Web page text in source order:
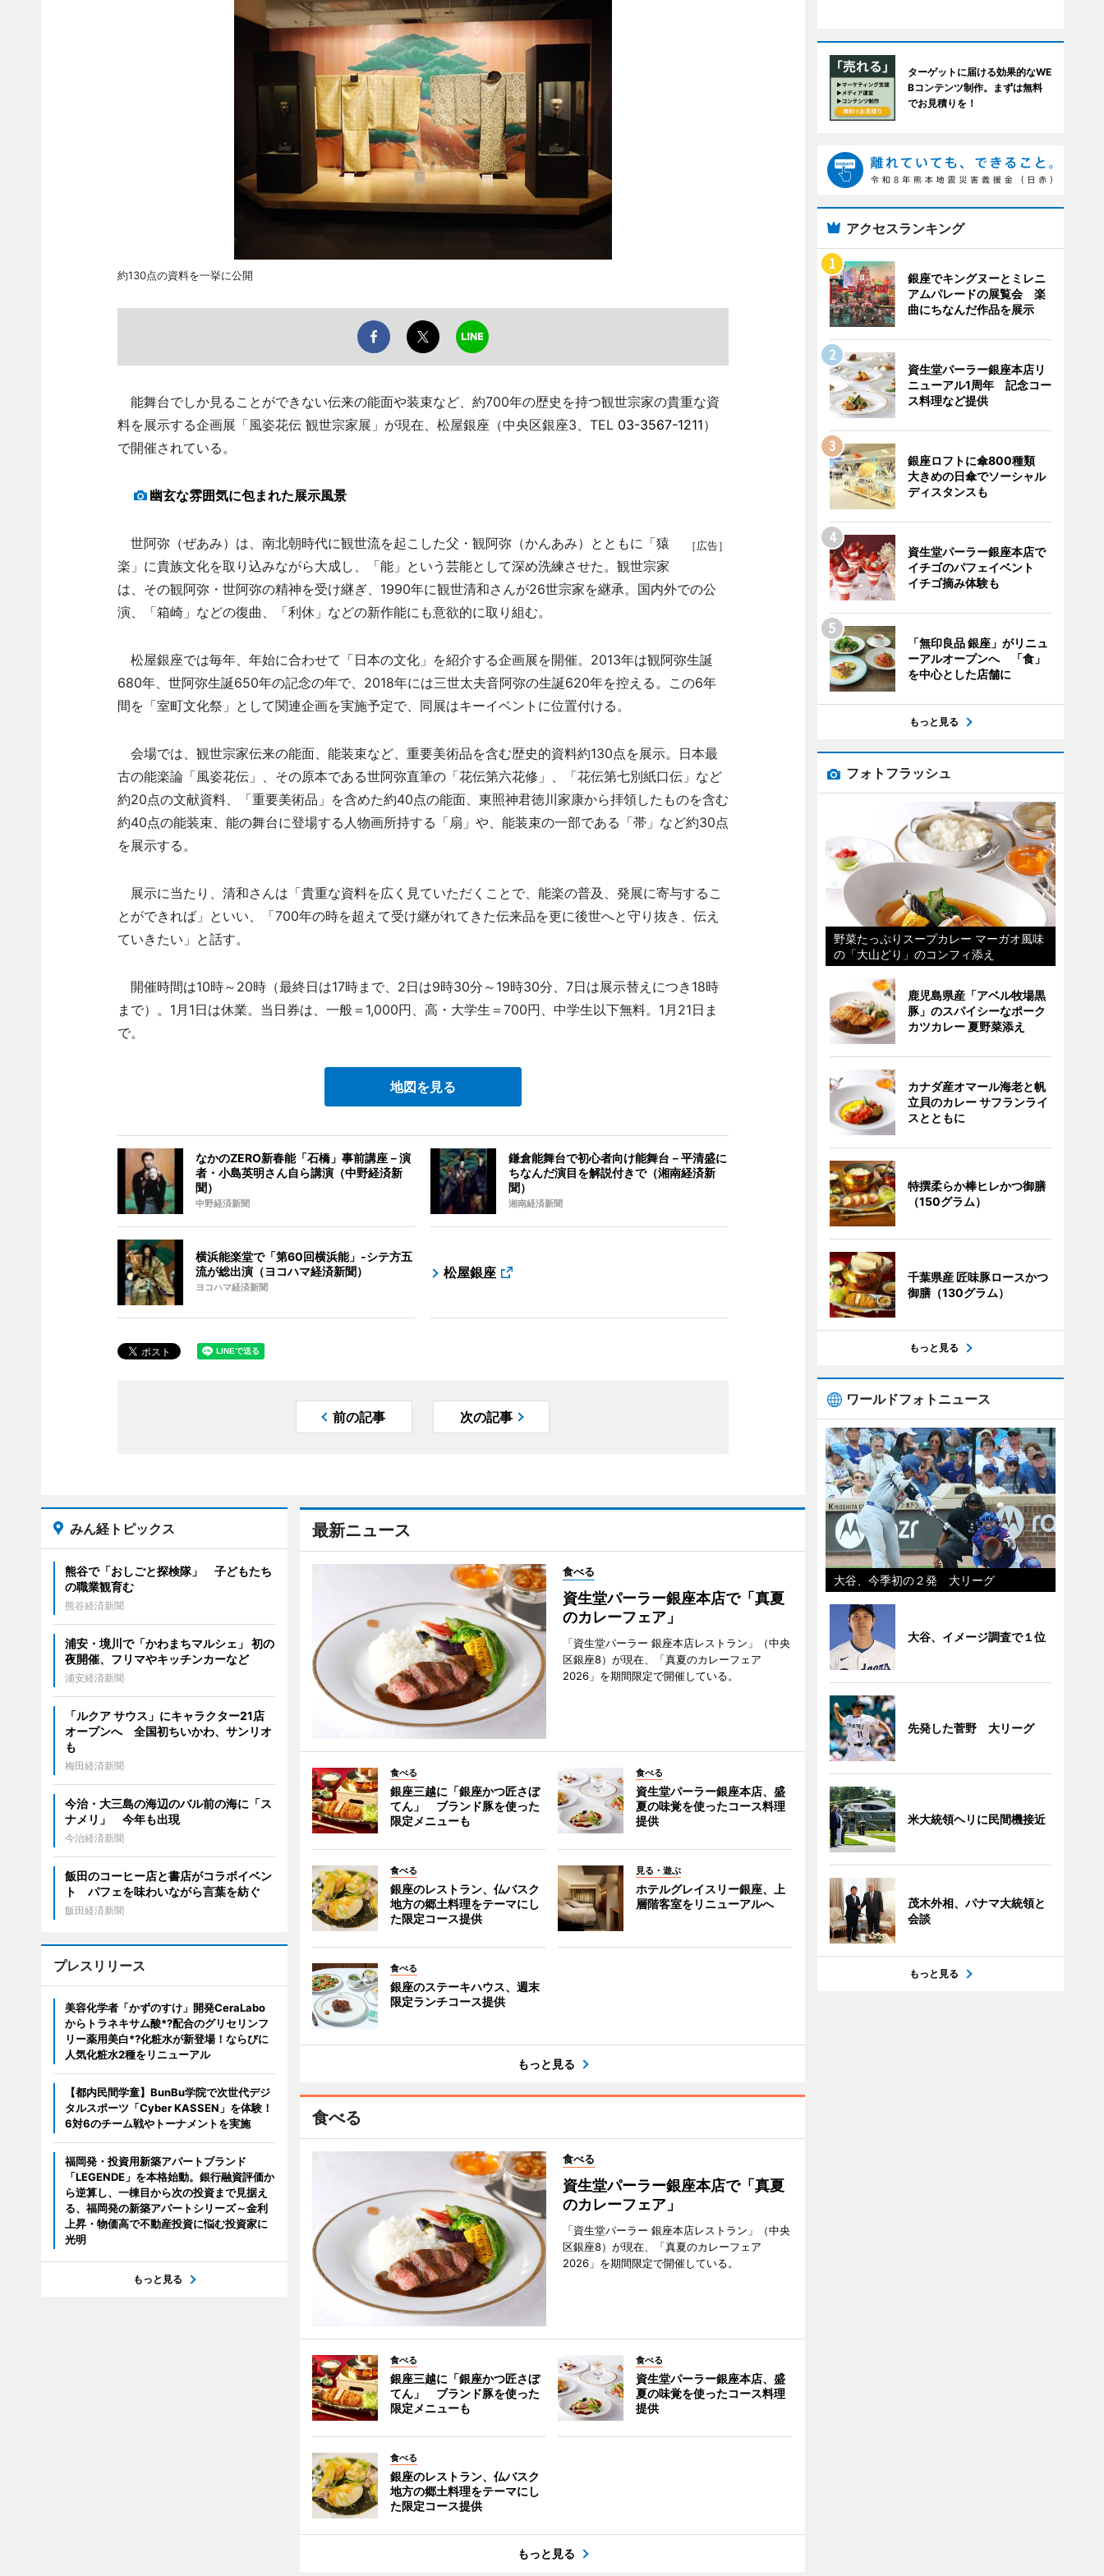
約130点の資料を一挙に公開
能舞台でしか見ることができない伝来の能面や装束など、約700年の歴史を持つ観世宗家の貴重な資
料を展示する企画展「風姿花伝 観世宗家展」が現在、松屋銀座（中央区銀座3、TEL 03-3567-1211）
で開催されている。
幽玄な雰囲気に包まれた展示風景
［広告］
世阿弥（ぜあみ）は、南北朝時代に観世流を起こした父・観阿弥（かんあみ）とともに「猿
楽」に貴族文化を取り込みながら大成し、「能」という芸能として深め洗練させた。観世宗家
は、その観阿弥・世阿弥の精神を受け継ぎ、1990年に観世清和さんが26世宗家を継承。国内外での公
演、「箱崎」などの復曲、「利休」などの新作能にも意欲的に取り組む。
松屋銀座では毎年、年始に合わせて「日本の文化」を紹介する企画展を開催。2013年は観阿弥生誕
680年、世阿弥生誕650年の記念の年で、2018年には三世太夫音阿弥の生誕620年を控える。この6年
間を「室町文化祭」として関連企画を実施予定で、同展はキーイベントに位置付ける。
会場では、観世宗家伝来の能面、能装束など、重要美術品を含む歴史的資料約130点を展示。日本最
古の能楽論「風姿花伝」、その原本である世阿弥直筆の「花伝第六花修」、「花伝第七別紙口伝」など
約20点の文献資料、「重要美術品」を含めた約40点の能面、東照神君徳川家康から拝領したものを含む
約40点の能装束、能の舞台に登場する人物画所持する「扇」や、能装束の一部である「帯」など約30点
を展示する。
展示に当たり、清和さんは「貴重な資料を広く見ていただくことで、能楽の普及、発展に寄与するこ
とができれば」といい、「700年の時を超えて受け継がれてきた伝来品を更に後世へと守り抜き、伝え
ていきたい」と話す。
開催時間は10時～20時（最終日は17時まで、2日は9時30分～19時30分、7日は展示替えにつき18時
まで）。1月1日は休業。当日券は、一般＝1,000円、高・大学生＝700円、中学生以下無料。1月21日ま
で。
地図を見る
なかのZERO新春能「石橋」事前講座－演
者・小島英明さん自ら講演（中野経済新
聞）
中野経済新聞
鎌倉能舞台で初心者向け能舞台－平清盛に
ちなんだ演目を解説付きで（湘南経済新
聞）
湘南経済新聞
横浜能楽堂で「第60回横浜能」-シテ方五
流が総出演（ヨコハマ経済新聞）
ヨコハマ経済新聞
松屋銀座
前の記事 次の記事
最新ニュース
食べる
資生堂パーラー銀座本店で「真夏
のカレーフェア」
「資生堂パーラー 銀座本店レストラン」（中央
区銀座8）が現在、「真夏のカレーフェア
2026」を期間限定で開催している。
食べる
銀座三越に「銀座かつ匠さぼ
てん」 ブランド豚を使った
限定メニューも
食べる
資生堂パーラー銀座本店、盛
夏の味覚を使ったコース料理
提供
食べる
銀座のレストラン、仏バスク
地方の郷土料理をテーマにし
た限定コース提供
見る・遊ぶ
ホテルグレイスリー銀座、上
層階客室をリニューアルへ
食べる
銀座のステーキハウス、週末
限定ランチコース提供
もっと見る
食べる
食べる
資生堂パーラー銀座本店で「真夏
のカレーフェア」
「資生堂パーラー 銀座本店レストラン」（中央
区銀座8）が現在、「真夏のカレーフェア
2026」を期間限定で開催している。
食べる
銀座三越に「銀座かつ匠さぼ
てん」 ブランド豚を使った
限定メニューも
食べる
資生堂パーラー銀座本店、盛
夏の味覚を使ったコース料理
提供
食べる
銀座のレストラン、仏バスク
地方の郷土料理をテーマにし
た限定コース提供
もっと見る
みん経トピックス
熊谷で「おしごと探検隊」 子どもたち
の職業観育む
熊谷経済新聞
浦安・境川で「かわまちマルシェ」 初の
夜開催、フリマやキッチンカーなど
浦安経済新聞
「ルクア サウス」にキャラクター21店
オープンへ 全国初ちいかわ、サンリオ
も
梅田経済新聞
今治・大三島の海辺のバル前の海に「ス
ナメリ」 今年も出現
今治経済新聞
飯田のコーヒー店と書店がコラボイベン
ト パフェを味わいながら言葉を紡ぐ
飯田経済新聞
プレスリリース
美容化学者「かずのすけ」開発CeraLabo
からトラネキサム酸*?配合のグリセリンフ
リー薬用美白*?化粧水が新登場！ならびに
人気化粧水2種をリニューアル
【都内民間学童】BunBu学院で次世代デジ
タルスポーツ「Cyber KASSEN」を体験！
6対6のチーム戦やトーナメントを実施
福岡発・投資用新築アパートブランド
「LEGENDE」を本格始動。銀行融資評価か
ら逆算し、一棟目から次の投資まで見据え
る、福岡発の新築アパートシリーズ～金利
上昇・物価高で不動産投資に悩む投資家に
光明
もっと見る
ターゲットに届ける効果的なWE
Bコンテンツ制作。まずは無料
でお見積りを！
アクセスランキング
銀座でキングヌーとミレニ
アムパレードの展覧会 楽
曲にちなんだ作品を展示
資生堂パーラー銀座本店リ
ニューアル1周年 記念コー
ス料理など提供
銀座ロフトに傘800種類
大きめの日傘でソーシャル
ディスタンスも
資生堂パーラー銀座本店で
イチゴのパフェイベント
イチゴ摘み体験も
「無印良品 銀座」がリニュ
ーアルオープンへ 「食」
を中心とした店舗に
もっと見る
フォトフラッシュ
野菜たっぷりスープカレー マーガオ風味
の「大山どり」のコンフィ添え
鹿児島県産「アベル牧場黒
豚」のスパイシーなポーク
カツカレー 夏野菜添え
カナダ産オマール海老と帆
立貝のカレー サフランライ
スとともに
特撰柔らか棒ヒレかつ御膳
（150グラム）
千葉県産 匠味豚ロースかつ
御膳（130グラム）
もっと見る
ワールドフォトニュース
大谷、今季初の２発 大リーグ
大谷、イメージ調査で１位
先発した菅野 大リーグ
米大統領ヘリに民間機接近
茂木外相、パナマ大統領と
会談
もっと見る